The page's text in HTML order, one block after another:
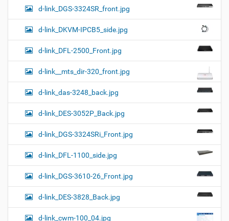
d-link_DGS-3324SR_front.jpg
d-link_DKVM-IPCB5_side.jpg
d-link_DFL-2500_Front.jpg
d-link__mts_dir-320_front.jpg
d-link_das-3248_back.jpg
d-link_DES-3052P_Back.jpg
d-link_DGS-3324SRi_Front.jpg
d-link_DFL-1100_side.jpg
d-link_DGS-3610-26_Front.jpg
d-link_DES-3828_Back.jpg
d-link_cwm-100_04.jpg